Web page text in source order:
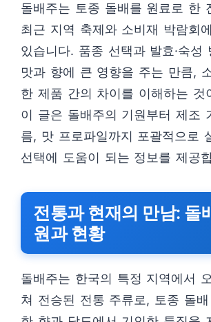
돌배주는 토종 돌배를 원료로 한
최근 지역 축제와 소비재 박람회
있습니다. 품종 선택과 발효·숙성
맛과 향에 큰 영향을 주는 만큼,
한 제품 간의 차이를 이해하는 것
이 글은 돌배주의 기원부터 제조
름, 맛 프로파일까지 포괄적으로
선택에 도움이 되는 정보를 제공
전통과 현재의 만남: 돌
원과 현황
돌배주는 한국의 특정 지역에서
쳐 전승된 전통 주류로, 토종 돌